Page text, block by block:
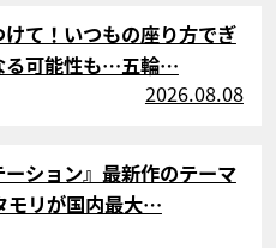
て！いつもの座り方でぎ
る可能性も…五輪…
2026.08.08
ーション』最新作のテーマ
モリが国内最大…